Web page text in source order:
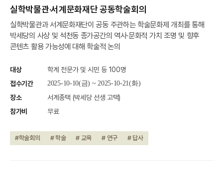
실학박물관·서계문화재단 공동학술회의
실학박물관과 서계문화재단이 공동 주관하는 학술문화제 개최를 통해
박세당의 사상 및 석천동 종가공간의 역사·문화적 가치 조명 및 향후
콘텐츠 활용 가능성에 대해 학술적 논의
대상
학계 전문가 및 시민 등 100명
접수기간
2025-10-10(금) ~ 2025-10-21(화)
장소
서계종택 (박세당 선생 고택)
참가비
무료
#학술회의 # 학술 # 교육 # 연구 # 답사